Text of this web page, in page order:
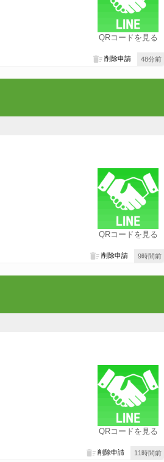
QRコードを見る
48分前
削除申請
QRコードを見る
9時間前
削除申請
QRコードを見る
11時間前
削除申請